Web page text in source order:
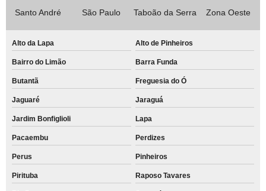
Santo André São Paulo Taboão da Serra Zona Oeste
Alto da Lapa Alto de Pinheiros
Bairro do Limão Barra Funda
Butantã Freguesia do Ó
Jaguaré Jaraguá
Jardim Bonfiglioli Lapa
Pacaembu Perdizes
Perus Pinheiros
Pirituba Raposo Tavares